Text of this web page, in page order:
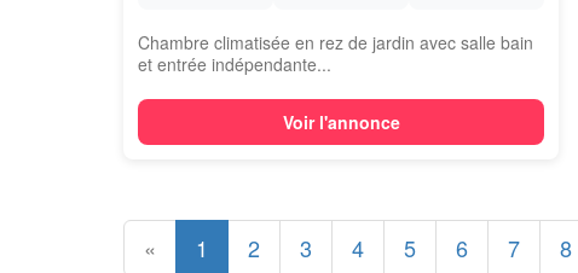
Chambre climatisée en rez de jardin avec salle bain
et entrée indépendante...
Voir l'annonce
« 1 2 3 4 5 6 7 8